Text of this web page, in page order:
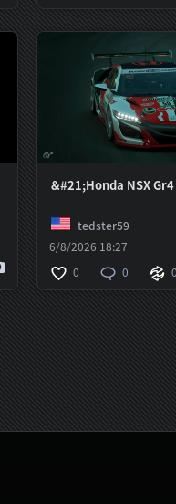
&#21;Honda NSX
tedster59
6/8/2026 18:27
0
0 0